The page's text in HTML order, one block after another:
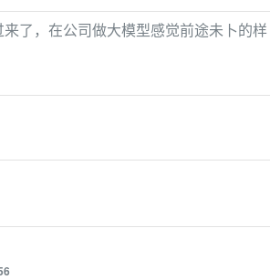
了，在公司做大模型感觉前途未卜的样